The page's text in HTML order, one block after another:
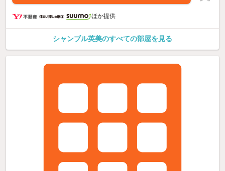
ほか提供
シャンブル英美のすべての部屋を見る